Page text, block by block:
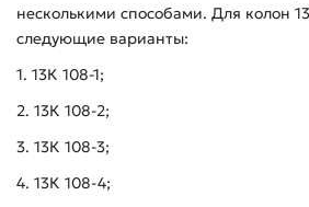
несколькими способами. Для колон
следующие варианты:
1. 13К 108-1;
2. 13К 108-2;
3. 13К 108-3;
4. 13К 108-4;